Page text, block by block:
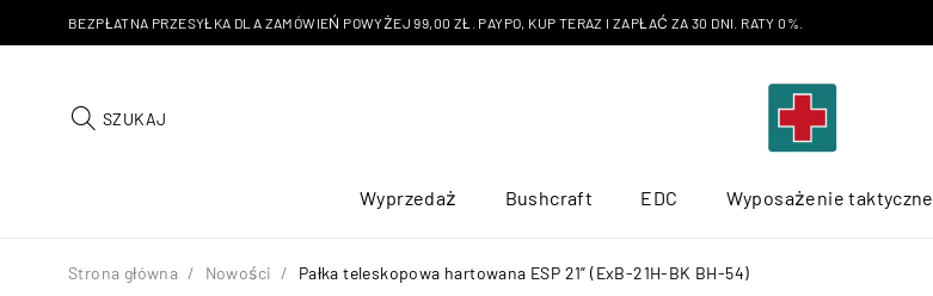
BEZPŁATNA PRZESYŁKA DLA ZAMÓWIEŃ POWYŻEJ 99,00 ZŁ. PAYPO, KUP TERAZ I ZAPŁAĆ ZA 30 DNI. RATY 0%.
SZUKAJ
Wyprzedaż Bushcraft EDC Wyposażenie taktyczne
Strona główna / Nowości / Pałka teleskopowa hartowana ESP 21” (ExB-21H-BK BH-54)